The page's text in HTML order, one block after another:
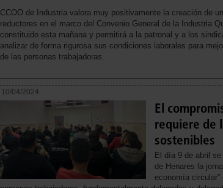
CCOO de Industria valora muy positivamente la creación de
reductores en el marco del Convenio General de la Industria
constituido esta mañana y permitirá a la patronal y a los
analizar de forma rigurosa sus condiciones laborales para
de las personas trabajadoras.
10/04/2024
El
requiere de
sostenibles
El día 9 de abril
de Henares la
economía